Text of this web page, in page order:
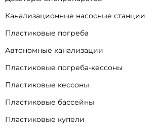
Канализационные насосные станции
Пластиковые погреба
Автономные канализации
Пластиковые погреба-кессоны
Пластиковые кессоны
Пластиковые бассейны
Пластиковые купели